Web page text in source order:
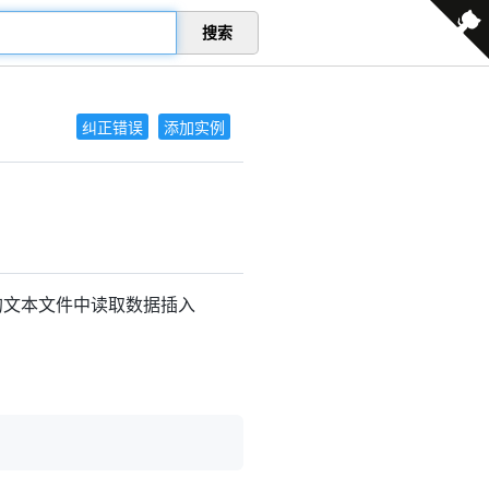
搜索
纠正错误 添加实例
本文件中读取数据插入